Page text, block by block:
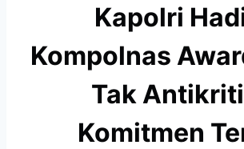
Kapolri
Kompolnas
Tak
Komitmen